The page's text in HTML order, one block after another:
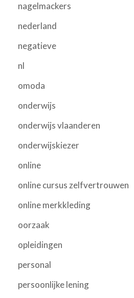
nagelmackers
nederland
negatieve
nl
omoda
onderwijs
onderwijs vlaanderen
onderwijskiezer
online
online cursus zelfvertrouwen
online merkkleding
oorzaak
opleidingen
personal
persoonlijke lening